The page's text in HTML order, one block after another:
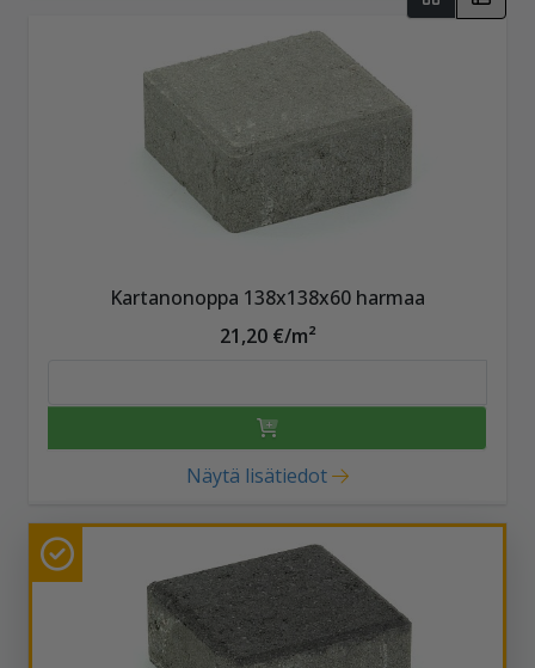
Kartanonoppa 138x138x60 harmaa
21,20 €/m²
Näytä lisätiedot